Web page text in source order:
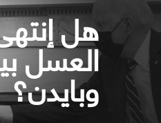
هل
العسل
وبايدن؟